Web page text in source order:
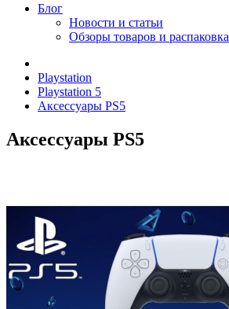
Блог
Новости и статьи
Обзоры товаров и распаковка
Playstation
Playstation 5
Аксессуары PS5
Аксессуары PS5